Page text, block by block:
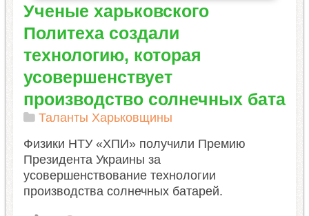
Ученые харьковского
Политеха создали
технологию, которая
усовершенствует
производство солнечных бата
Таланты Харьковщины
Физики НТУ «ХПИ» получили Премию
Президента Украины за
усовершенствование технологии
производства солнечных батарей.